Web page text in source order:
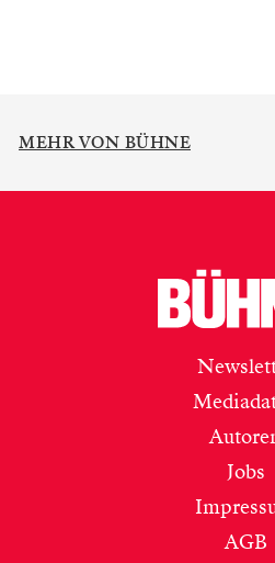
MEHR VON BÜHNE
Jobs
AGB